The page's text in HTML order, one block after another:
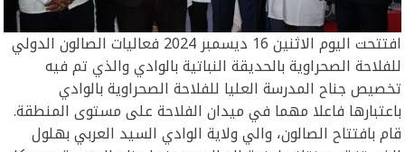
افتتحت اليوم الاثنين 16 ديسمبر 2024 فعاليات الصالون الدولي
للفلاحة الصحراوية بالحديقة النباتية بالوادي والذي تم فيه
تخصيص جناح المدرسة العليا للفلاحة الصحراوية بالوادي
باعتبارها فاعلا مهما في ميدان الفلاحة على مستوى المنطقة.
قام بافتتاح الصالون، والي ولاية الوادي السيد العربي بهلول